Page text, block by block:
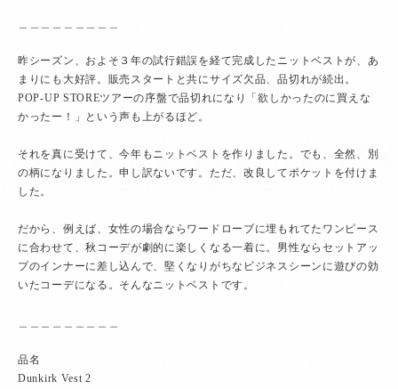
昨シーズン、およそ３年の試行錯誤を経て完成したニットベストが、あ
まりにも大好評。販売スタートと共にサイズ欠品、品切れが続出。
POP-UP STOREツアーの序盤で品切れになり「欲しかったのに買えな
かったー！」という声も上がるほど。
それを真に受けて、今年もニットベストを作りました。でも、全然、別
の柄になりました。申し訳ないです。ただ、改良してポケットを付けま
した。
だから、例えば、女性の場合ならワードローブに埋もれてたワンピース
に合わせて、秋コーデが劇的に楽しくなる一着に。男性ならセットアッ
プのインナーに差し込んで、堅くなりがちなビジネスシーンに遊びの効
いたコーデになる。そんなニットベストです。
品名
Dunkirk Vest 2